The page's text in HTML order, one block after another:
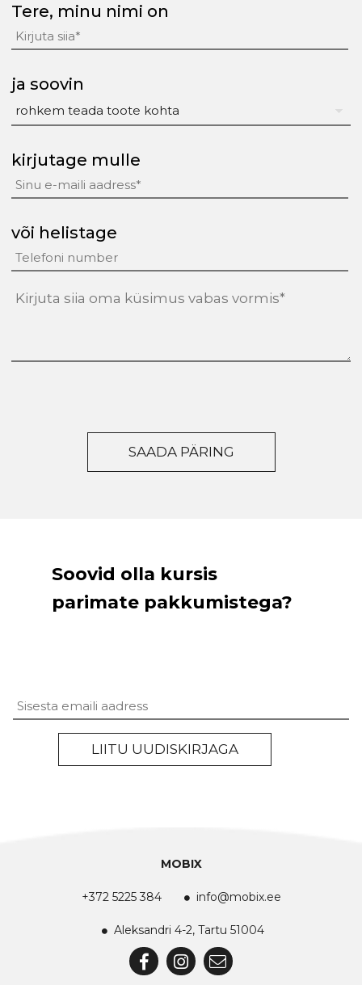
Tere, minu nimi on
ja soovin
kirjutage mulle
või helistage
tekst
Soovid olla kursis
parimate pakkumistega?
Untitled
LIITU UUDISKIRJAGA
MOBIX
+372 5225 384 info@mobix.ee
Aleksandri 4-2, Tartu 51004